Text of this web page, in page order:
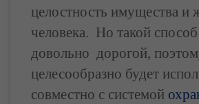
целостность имущества и
человека. Но такой способ
довольно дорогой,
целесообразно будет
совместно с системой